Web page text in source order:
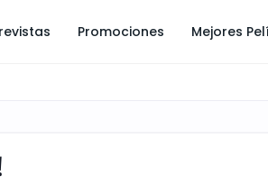
Promociones Mejores